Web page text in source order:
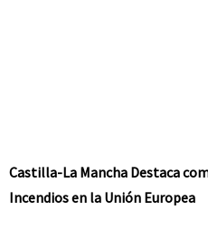
Castilla-La Mancha Destaca
Incendios en la Unión Europea